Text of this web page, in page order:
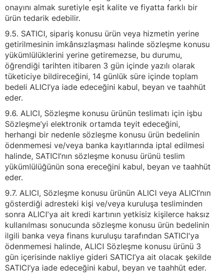
onayını almak suretiyle eşit kalite ve fiyatta farklı bir
ürün tedarik edebilir.
9.5. SATICI, sipariş konusu ürün veya hizmetin yerine
getirilmesinin imkânsızlaşması halinde sözleşme konusu
yükümlülüklerini yerine getiremezse, bu durumu,
öğrendiği tarihten itibaren 3 gün içinde yazılı olarak
tüketiciye bildireceğini, 14 günlük süre içinde toplam
bedeli ALICI’ya iade edeceğini kabul, beyan ve taahhüt
eder.
9.6. ALICI, Sözleşme konusu ürünün teslimatı için işbu
Sözleşme’yi elektronik ortamda teyit edeceğini,
herhangi bir nedenle sözleşme konusu ürün bedelinin
ödenmemesi ve/veya banka kayıtlarında iptal edilmesi
halinde, SATICI’nın sözleşme konusu ürünü teslim
yükümlülüğünün sona ereceğini kabul, beyan ve taahhüt
eder.
9.7. ALICI, Sözleşme konusu ürünün ALICI veya ALICI’nın
gösterdiği adresteki kişi ve/veya kuruluşa tesliminden
sonra ALICI'ya ait kredi kartının yetkisiz kişilerce haksız
kullanılması sonucunda sözleşme konusu ürün bedelinin
ilgili banka veya finans kuruluşu tarafından SATICI'ya
ödenmemesi halinde, ALICI Sözleşme konusu ürünü 3
gün içerisinde nakliye gideri SATICI’ya ait olacak şekilde
SATICI’ya iade edeceğini kabul, beyan ve taahhüt eder.